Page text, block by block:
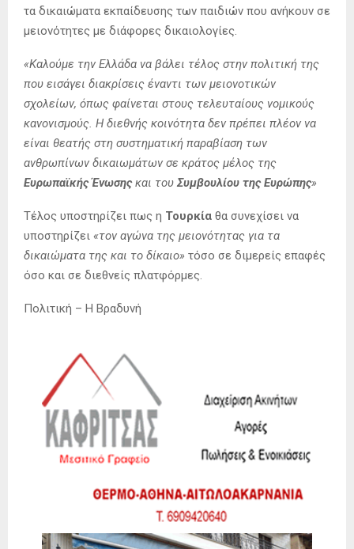
τα δικαιώματα εκπαίδευσης των παιδιών που ανήκουν σε
μειονότητες με διάφορες δικαιολογίες.
«Καλούμε την Ελλάδα να βάλει τέλος στην πολιτική της
που εισάγει διακρίσεις έναντι των μειονοτικών
σχολείων, όπως φαίνεται στους τελευταίους νομικούς
κανονισμούς. Η διεθνής κοινότητα δεν πρέπει πλέον να
είναι θεατής στη συστηματική παραβίαση των
ανθρωπίνων δικαιωμάτων σε κράτος μέλος της
Ευρωπαϊκής Ένωσηςκαι τουΣυμβουλίου της Ευρώπης»
Τέλος υποστηρίζει πως η Τουρκία θα συνεχίσει να
υποστηρίζει «τον αγώνα της μειονότητας για τα
δικαιώματα της και το δίκαιο» τόσο σε διμερείς επαφές
όσο και σε διεθνείς πλατφόρμες.
Πολιτική – Η Βραδυνή